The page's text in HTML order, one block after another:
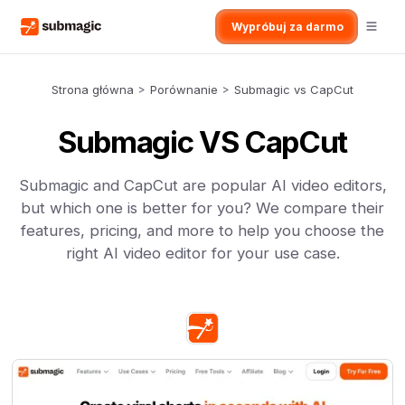
Wypróbuj za darmo
Strona główna > Porównanie > Submagic vs CapCut
Submagic VS CapCut
Submagic and CapCut are popular AI video editors,
but which one is better for you? We compare their
features, pricing, and more to help you choose the
right AI video editor for your use case.